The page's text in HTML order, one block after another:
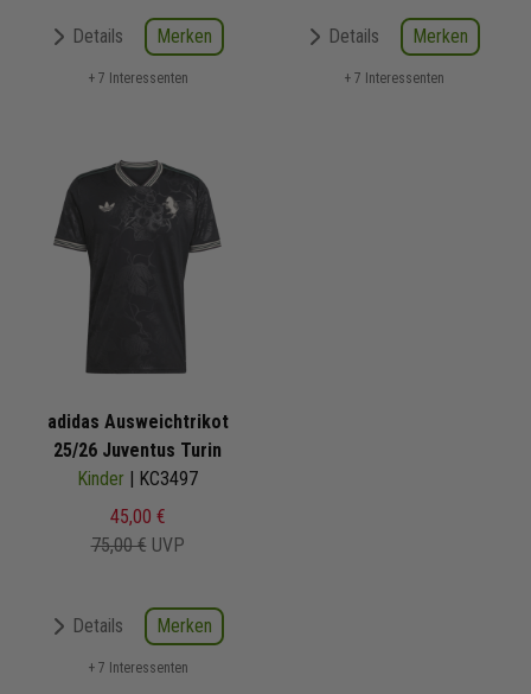
Details Merken
+ 7 Interessenten
Details Merken
+ 7 Interessenten
adidas Ausweichtrikot
25/26 Juventus Turin
Kinder | KC3497
45,00 €
75,00 € UVP
Details Merken
+ 7 Interessenten